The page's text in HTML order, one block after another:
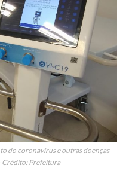
do coronavírus e outras doenças
Crédito: Prefeitura